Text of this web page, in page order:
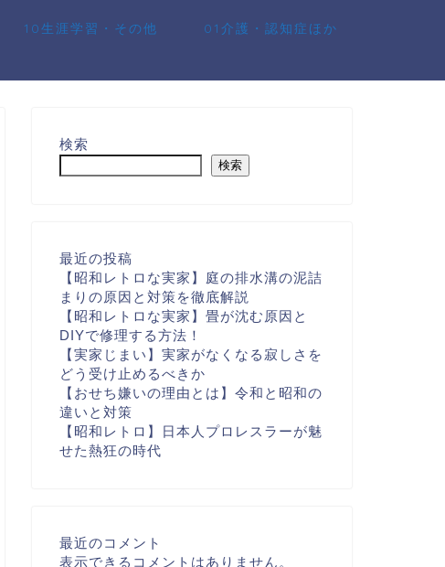
10生涯学習・その他 01介護・認知症ほか
検索
検索
最近の投稿
【昭和レトロな実家】庭の排水溝の泥詰
まりの原因と対策を徹底解説
【昭和レトロな実家】畳が沈む原因と
DIYで修理する方法！
【実家じまい】実家がなくなる寂しさを
どう受け止めるべきか
【おせち嫌いの理由とは】令和と昭和の
違いと対策
【昭和レトロ】日本人プロレスラーが魅
せた熱狂の時代
最近のコメント
表示できるコメントはありません。